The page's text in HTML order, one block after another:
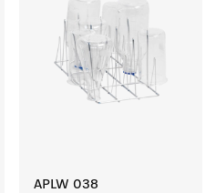
APLW 038